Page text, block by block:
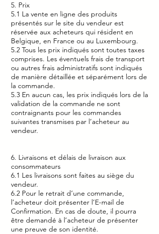
5. Prix
5.1 La vente en ligne des produits
présentés sur le site du vendeur est
réservée aux acheteurs qui résident en
Belgique, en France ou au Luxembourg.
5.2 Tous les prix indiqués sont toutes taxes
comprises. Les éventuels frais de transport
ou autres frais administratifs sont indiqués
de manière détaillée et séparément lors de
la commande.
5.3 En aucun cas, les prix indiqués lors de la
validation de la commande ne sont
contraignants pour les commandes
suivantes transmises par l’acheteur au
vendeur.
6. Livraisons et délais de livraison aux
consommateurs
6.1 Les livraisons sont faites au siège du
vendeur.
6.2 Pour le retrait d’une commande,
l’acheteur doit présenter l’E-mail de
Confirmation. En cas de doute, il pourra
être demandé à l’acheteur de présenter
une preuve de son identité.